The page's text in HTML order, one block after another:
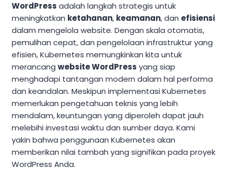
WordPress adalah langkah strategis untuk
meningkatkan ketahanan, keamanan, dan efisiensi
dalam mengelola website. Dengan skala otomatis,
pemulihan cepat, dan pengelolaan infrastruktur yang
efisien, Kubernetes memungkinkan kita untuk
merancang website WordPress yang siap
menghadapi tantangan modern dalam hal performa
dan keandalan. Meskipun implementasi Kubernetes
memerlukan pengetahuan teknis yang lebih
mendalam, keuntungan yang diperoleh dapat jauh
melebihi investasi waktu dan sumber daya. Kami
yakin bahwa penggunaan Kubernetes akan
memberikan nilai tambah yang signifikan pada proyek
WordPress Anda.